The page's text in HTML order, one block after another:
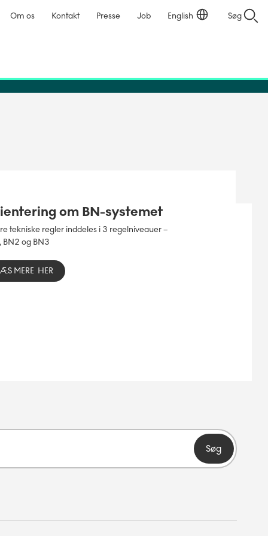
Om os Kontakt Presse Job English Søg
om BN-systemet
tekniske regler inddeles i 3 regelniveauer –
BN2 og BN3
MERE HER
Søg